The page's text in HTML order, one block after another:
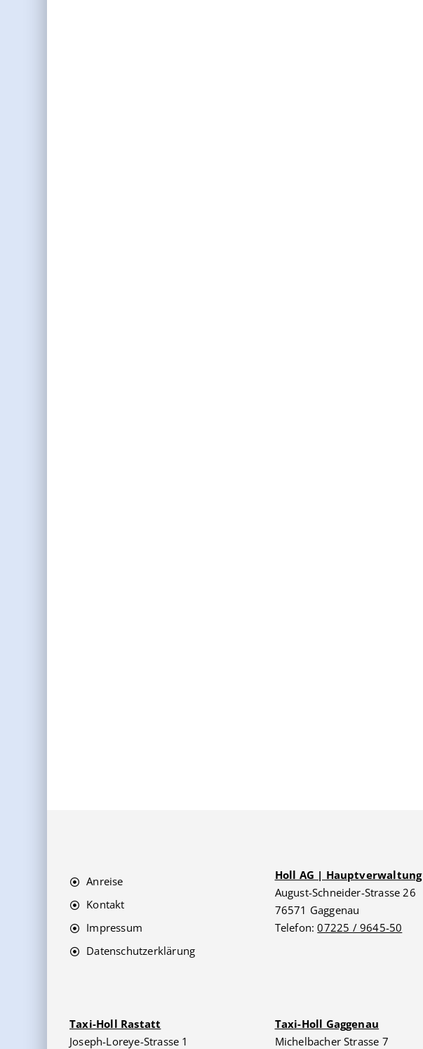
Anreise
Kontakt
Impressum
Datenschutzerklärung
Holl AG | Hauptverwaltung
August-Schneider-Strasse 26
76571 Gaggenau
Telefon:07225 / 9645-50
Taxi-Holl Rastatt
Joseph-Loreye-Strasse 1
Taxi-Holl Gaggenau
Michelbacher Strasse 7